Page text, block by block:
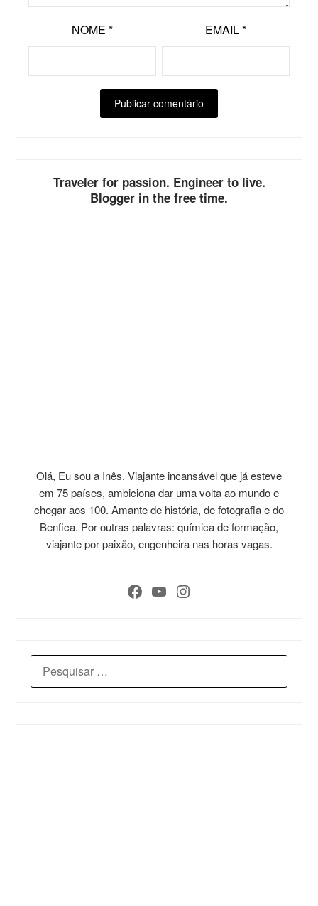
NOME * EMAIL*
Traveler for passion. Engineer to live.
Blogger in the free time.
Olá, Eu sou a Inês. Viajante incansável que já esteve
em 75 países, ambiciona dar uma volta ao mundo e
chegar aos 100. Amante de história, de fotografia e do
Benfica. Por outras palavras: química de formação,
viajante por paixão, engenheira nas horas vagas.